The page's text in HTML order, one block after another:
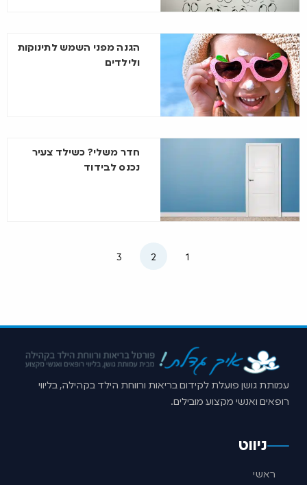
הגנה מפני השמש לתינוקות
ולילדים
חדר משלי? כשילד צעיר
נכנס לבידוד
1
2
3
עמותת גושן פועלת לקידום בריאות ורווחת הילד בקהילה, בליווי
רופאים ואנשי מקצוע מובילים.
ניווט
ראשי